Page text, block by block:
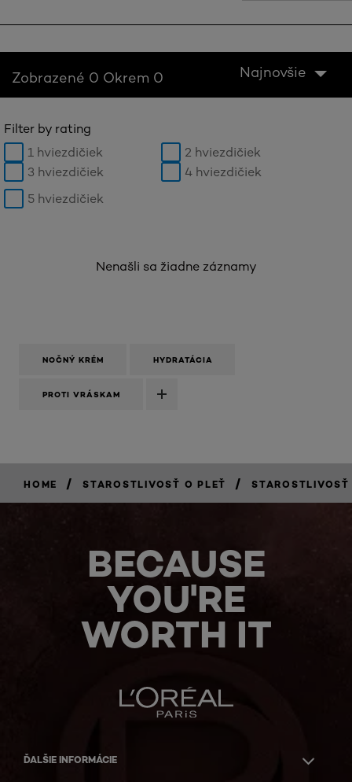
Zobrazené 0 Okrem 0 Najnovšie
Filter by rating
1 hviezdičiek
2 hviezdičiek
3 hviezdičiek
4 hviezdičiek
5 hviezdičiek
Nenašli sa žiadne záznamy
NOČNÝ KRÉM HYDRATÁCIA
PROTI VRÁSKAM
HOME / STAROSTLIVOSŤ O PLEŤ /
BECAUSE
YOU'RE
WORTH IT
ĎALŠIE INFORMÁCIE